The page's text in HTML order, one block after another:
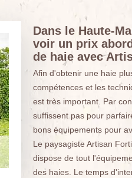
Dans le Haute-
voir un prix
de haie avec
Afin d'obtenir une haie
compétences et les
est très important. Par
suffissent pas pour
bons équipements pour
Le paysagiste Artisan
dispose de tout
des haies. Le temps